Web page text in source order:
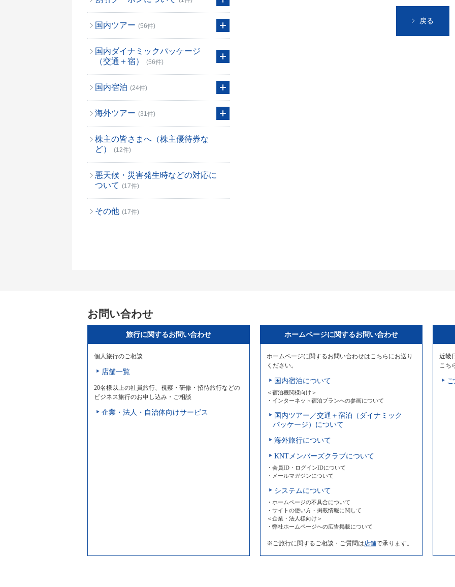
国内ツアー (56件)
国内ダイナミックパッケージ
（交通＋宿）
(56件)
国内宿泊 (24件)
海外ツアー (31件)
株主の皆さまへ（株主優待券な
ど）
(12件)
悪天候・災害発生時などの対応に
ついて (17件)
その他 (17件)
戻る
お問い合わせ
旅行に関するお問い合わせ
個人旅行のご相談
店舗一覧
20名様以上の社員旅行、視察・研修・招待旅行などの
ビジネス旅行のお申し込み・ご相談
企業・法人・自治体向けサービス
ホームページに関するお問い合わせ
ホームページに関するお問い合わせはこちらにお送り
ください。
国内宿泊について
＜宿泊機関様向け＞
・インターネット宿泊プランへの参画について
国内ツアー／交通＋宿泊（ダイナミック
パッケージ）について
海外旅行について
KNTメンバーズクラブについて
・会員ID・ログインIDについて
・メールマガジンについて
システムについて
・ホームページの不具合について
・サイトの使い方・掲載情報に関して
＜企業・法人様向け＞
・弊社ホームページへの広告掲載について
※ご旅行に関するご相談・ご質問は店舗で承ります。
近畿
こち